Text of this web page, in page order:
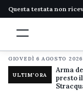
Questa testata non
GIOVEDÌ 6 AGOSTO 2026
ULTIM'ORA
Arma
presto